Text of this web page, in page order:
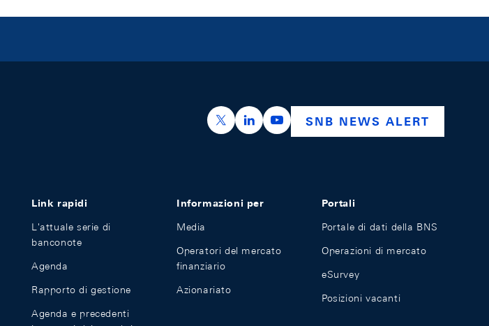
https://x.com/snb_bns
https://ch.linkedin.com/company/swiss-
https://www.youtube.com/
SNB NEWS ALERT
Link rapidi
L'attuale serie di
banconote
Agenda
Rapporto di gestione
Agenda e precedenti
Informazioni per
Media
Operatori del mercato
finanziario
Azionariato
Portali
Portale di dati della BNS
Operazioni di mercato
eSurvey
Posizioni vacanti